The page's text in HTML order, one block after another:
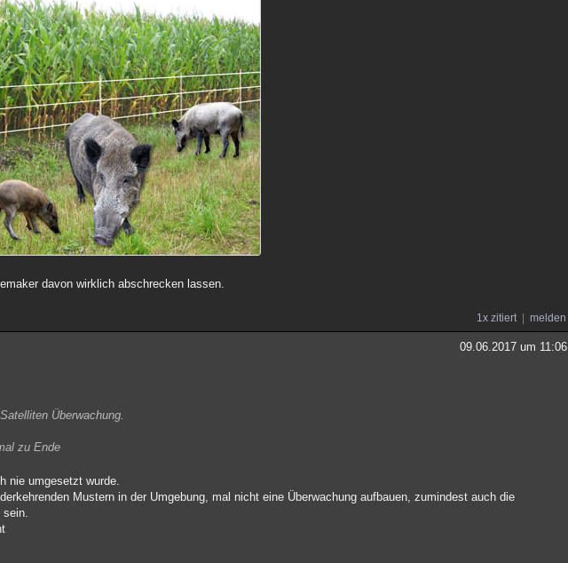
davon wirklich abschrecken lassen.
1x zitiert melden
09.06.2017 um 11:06
Überwachung.
zu Ende
nie umgesetzt wurde.
Mustern in der Umgebung, mal nicht eine Überwachung aufbauen, zumindest auch die
sein.